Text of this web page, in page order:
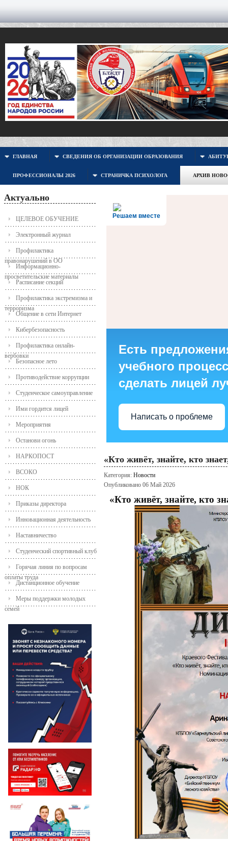
ГЛАВНАЯ СВЕДЕНИЯ ОБ ОРГАНИЗАЦИИ ОБРАЗОВАНИЯ
ПРОФЕССИОНАЛЫ 2026 СТРАНИЧКА ПСИХОЛОГА АРХИВ
Актуально
ЦЕЛЕВОЕ ОБУЧЕНИЕ
Электронный журнал
Профилактика
правонарушений в ОО
Информационно-
просветительские материалы
Расписание секций
Профилактика экстремизма и
терроризма
Общение в сети Интернет
Кибербезопасность
Профилактика онлайн-
вербовки
Безопасное лето
Противодействие коррупции
Студенческое самоуправление
Ими гордится лицей
Мероприятия
Останови огонь
НАРКОПОСТ
ВСОКО
НОК
Приказы директора
Инновационная деятельность
Наставничество
Студенческий спортивный клуб
Горячая линия по вопросам
оплаты труда
Дистанционное обучение
Меры поддержки молодых
семей
Решаем вместе
Есть
учебного
сделать лицей
Написать о проблеме
«Кто живёт, знайте, кто
Категория: Новости
Опубликовано 06 Май 2026
«Кто живёт, знайте, кто